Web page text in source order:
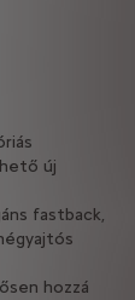
új
fastback,
hozzá